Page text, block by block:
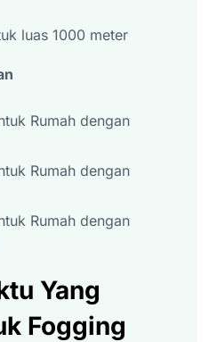
luas 1000 meter
Rumah dengan
Rumah dengan
Rumah dengan
Yang
Fogging